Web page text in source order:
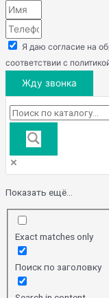
Я даю согласие на
соответствии с
Жду звонка
Показать ещё...
Exact matches only
Поиск по заголовку